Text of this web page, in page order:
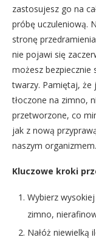
zastosujesz go na
próbę uczuleniową.
stronę
nie pojawi się
możesz bezpiecznie
twarzy. Pamiętaj, że
tłoczone na zimno,
przetworzone, co
jak z nową
naszym organizmem.
Kluczowe kroki
Wybierz
zimno,
Nałóż niewielką